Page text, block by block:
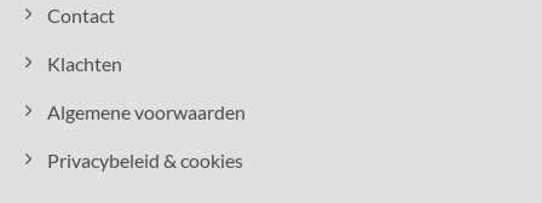
Contact
Klachten
Algemene voorwaarden
Privacybeleid & cookies